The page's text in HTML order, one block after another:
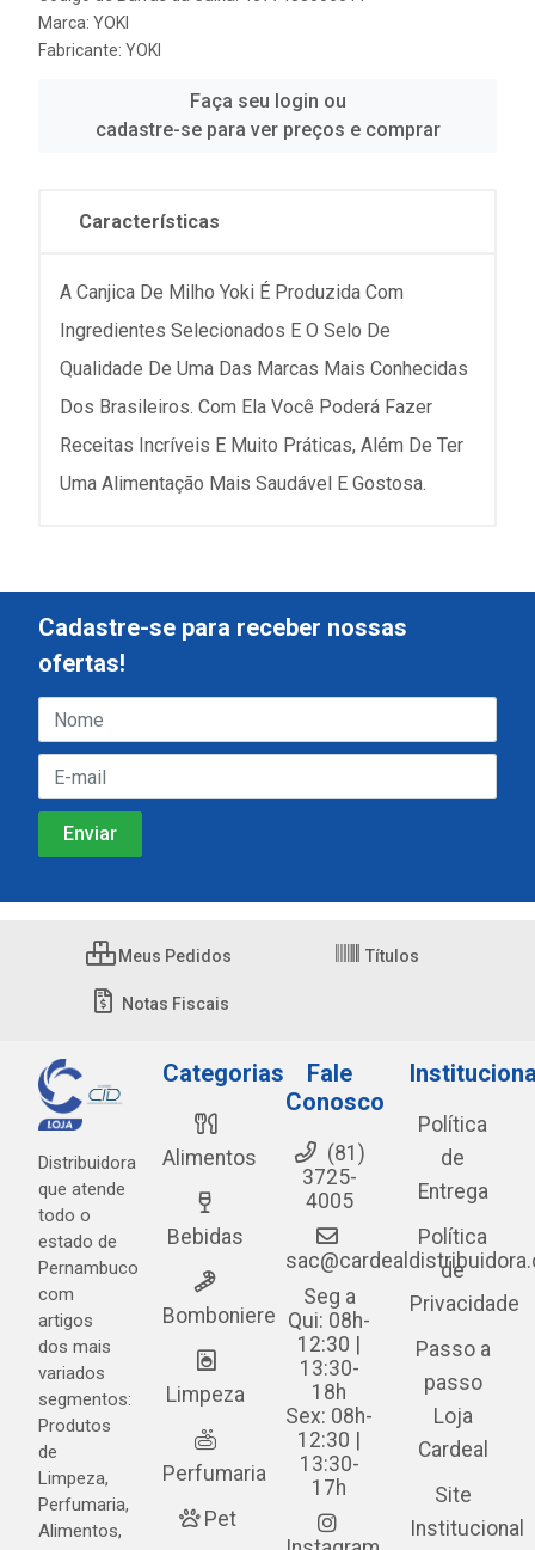
Marca: YOKI
Fabricante: YOKI
Faça seu login ou
cadastre-se para ver preços e comprar
Características
A Canjica De Milho Yoki É Produzida Com
Ingredientes Selecionados E O Selo De
Qualidade De Uma Das Marcas Mais Conhecidas
Dos Brasileiros. Com Ela Você Poderá Fazer
Receitas Incríveis E Muito Práticas, Além De Ter
Uma Alimentação Mais Saudável E Gostosa.
Cadastre-se para receber nossas
ofertas!
Meus Pedidos Títulos
Notas Fiscais
Distribuidora
que atende
todo o
estado de
Pernambuco
com
artigos
dos mais
variados
segmentos:
Produtos
de
Limpeza,
Perfumaria,
Alimentos,
Categorias
Alimentos
Bebidas
Bomboniere
Limpeza
Perfumaria
Pet
Fale
Conosco
(81)
3725-
4005
Seg a
Qui: 08h-
12:30 |
13:30-
18h
Sex: 08h-
12:30 |
13:30-
17h
Política
de
Entrega
Política
de
Privacidade
Passo a
passo
Loja
Cardeal
Site
Institucional